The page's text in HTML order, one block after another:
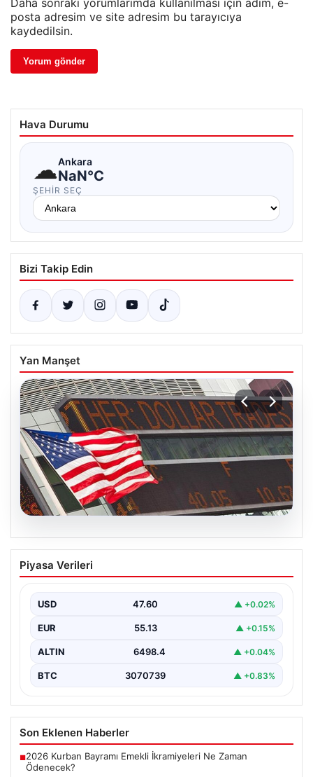
Daha sonraki yorumlarımda kullanılması için adım, e-
posta adresim ve site adresim bu tarayıcıya
kaydedilsin.
Hava Durumu
☁Ankara
NaN°C
ŞEHIR SEÇ
Bizi Takip Edin
Yan Manşet
04.08.2026
FED faiz kararı ne zaman açıklanacak?
Nisan ayı faiz beklentisi belli oldu
Piyasa Verileri
USD 47.60 ▲ +0.02%
EUR 55.13 ▲ +0.15%
ALTIN 6498.4 ▲ +0.04%
BTC 3070739 ▲ +0.83%
Son Eklenen Haberler
■2026 Kurban Bayramı Emekli İkramiyeleri Ne Zaman
Ödenecek?